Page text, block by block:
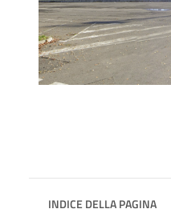
INDICE DELLA PAGINA